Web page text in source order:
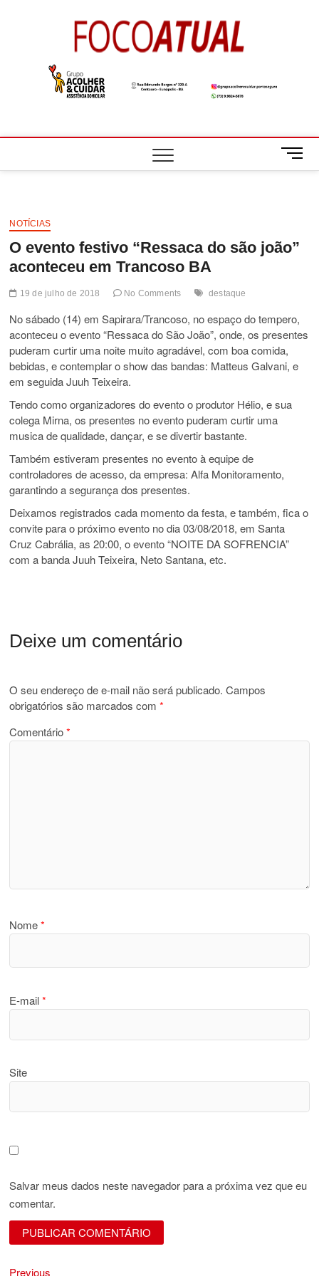
M
e
t
NOTÍCIAS
O evento festivo “Ressaca do são joão”
aconteceu em Trancoso BA
19 de julho de 2018 No Comments destaque
No sábado (14) em Sapirara/Trancoso, no espaço do tempero,
aconteceu o evento “Ressaca do São João”, onde, os presentes
puderam curtir uma noite muito agradável, com boa comida,
bebidas, e contemplar o show das bandas: Matteus Galvani, e
em seguida Juuh Teixeira.
Tendo como organizadores do evento o produtor Hélio, e sua
colega Mirna, os presentes no evento puderam curtir uma
musica de qualidade, dançar, e se divertir bastante.
Também estiveram presentes no evento à equipe de
controladores de acesso, da empresa: Alfa Monitoramento,
garantindo a segurança dos presentes.
Deixamos registrados cada momento da festa, e também, fica o
convite para o próximo evento no dia 03/08/2018, em Santa
Cruz Cabrália, as 20:00, o evento “NOITE DA SOFRENCIA”
com a banda Juuh Teixeira, Neto Santana, etc.
Deixe um comentário
O seu endereço de e-mail não será publicado. Campos
obrigatórios são marcados com*
Comentário*
Nome*
E-mail*
Site
Salvar meus dados neste navegador para a próxima vez que eu
comentar.
Previous